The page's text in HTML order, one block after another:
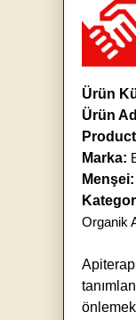
Ürün
Ürün
Marka:
Menşei:
Organik